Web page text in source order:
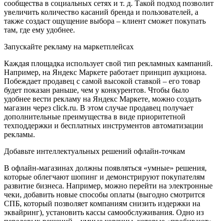
сообщества в социальных сетях и т. д. Такой подход позволит
увеличить количество касаний бренда и пользователей, а
также создаст ощущение выбора – клиент сможет покупать
там, где ему удобнее.
Запускайте рекламу на маркетплейсах
Каждая площадка использует свой тип рекламных кампаний.
Например, на Яндекс Маркете работает принцип аукциона.
Побеждает продавец с самой высокой ставкой – его товар
будет показан раньше, чем у конкурентов. Чтобы было
удобнее вести рекламу на Яндекс Маркете, можно создать
магазин через click.ru. В этом случае продавец получает
дополнительные преимущества в виде приоритетной
техподдержки и бесплатных инструментов автоматизации
рекламы.
Добавьте интеллектуальных решений офлайн-точкам
В офлайн-магазинах должны появляться «умные» решения,
которые облегчают шопинг и демонстрируют покупателям
развитие бизнеса. Например, можно перейти на электронные
чеки, добавить новые способы оплаты (выгодно смотрится
СПБ, который позволяет компаниям снизить издержки на
эквайринг), установить кассы самообслуживания. Одно из